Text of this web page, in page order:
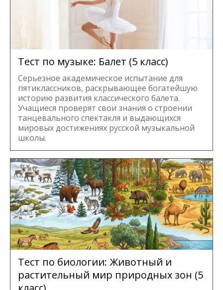
Тест по музыке: Балет (5 класс)
Серьезное академическое испытание для
пятиклассников, раскрывающее богатейшую
историю развития классического балета.
Учащиеся проверят свои знания о строении
танцевального спектакля и выдающихся
мировых достижениях русской музыкальной
школы.
Тест по биологии: Животный и
растительный мир природных зон (5